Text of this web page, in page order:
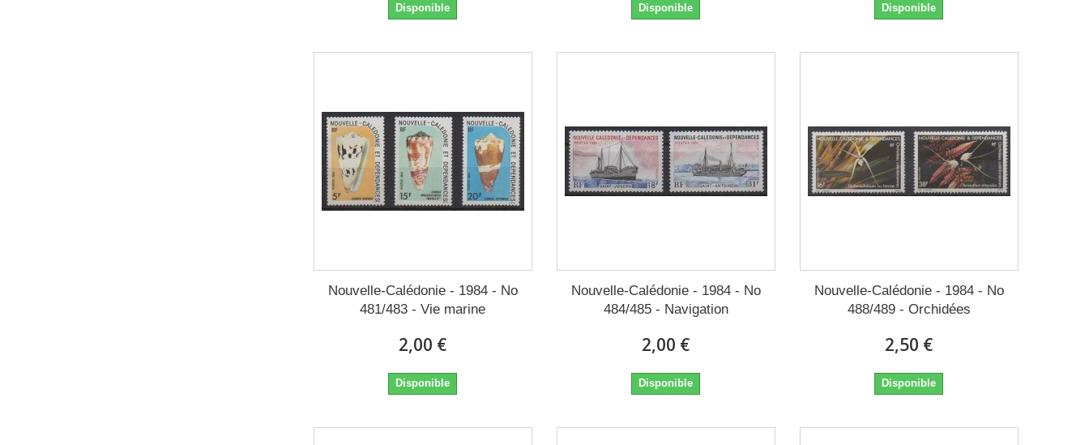
Disponible Disponible Disponible
Nouvelle-Calédonie - 1984 - No
481/483 - Vie marine
2,00 €
Disponible
Nouvelle-Calédonie - 1984 - No
484/485 - Navigation
2,00 €
Disponible
Nouvelle-Calédonie - 1984 - No
488/489 - Orchidées
2,50 €
Disponible